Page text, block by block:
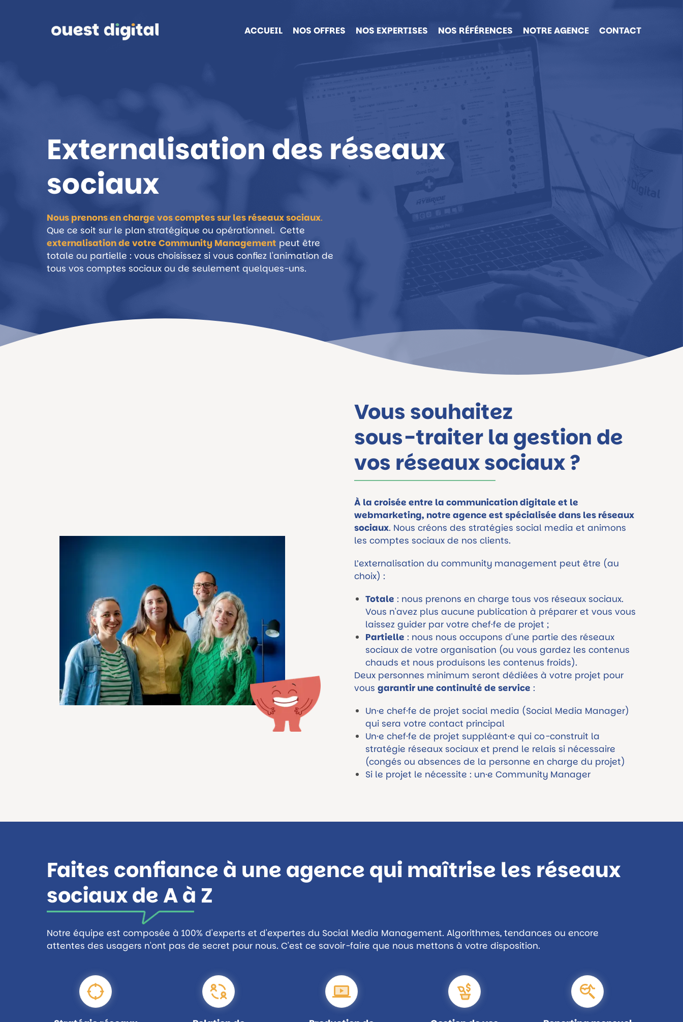
ACCUEIL NOS OFFRES NOS EXPERTISES NOS RÉFÉRENCES NOTRE AGENCE CONTACT
Externalisation des réseaux
sociaux
Nous prenons en charge vos comptes sur les réseaux sociaux.
Que ce soit sur le plan stratégique ou opérationnel. Cette
externalisation de votre Community Management peut être
totale ou partielle : vous choisissez si vous confiez l'animation de
tous vos comptes sociaux ou de seulement quelques-uns.
Vous souhaitez
sous-traiter la gestion de
vos réseaux sociaux ?
À la croisée entre la communication digitale et le
webmarketing, notre agence est spécialisée dans les réseaux
sociaux. Nous créons des stratégies social media et animons
les comptes sociaux de nos clients.
L’externalisation du community management peut être (au
choix) :
Totale : nous prenons en charge tous vos réseaux sociaux.
Vous n'avez plus aucune publication à préparer et vous vous
laissez guider par votre chef·fe de projet ;
Partielle : nous nous occupons d'une partie des réseaux
sociaux de votre organisation (ou vous gardez les contenus
chauds et nous produisons les contenus froids).
Deux personnes minimum seront dédiées à votre projet pour
vous garantir une continuité de service :
Un·e chef·fe de projet social media (Social Media Manager)
qui sera votre contact principal
Un·e chef·fe de projet suppléant·e qui co-construit la
stratégie réseaux sociaux et prend le relais si nécessaire
(congés ou absences de la personne en charge du projet)
Si le projet le nécessite : un·e Community Manager
Faites confiance à une agence qui maîtrise les réseaux
sociaux de A à Z
Notre équipe est composée à 100% d'experts et d'expertes du Social Media Management. Algorithmes, tendances ou encore
attentes des usagers n'ont pas de secret pour nous. C'est ce savoir-faire que nous mettons à votre disposition.